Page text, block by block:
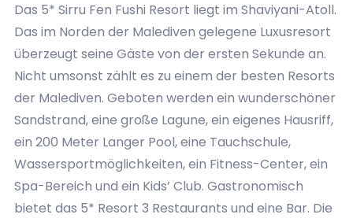
Das 5* Sirru Fen Fushi Resort liegt im Shaviyani-Atoll.
Das im Norden der Malediven gelegene Luxusresort
überzeugt seine Gäste von der ersten Sekunde an.
Nicht umsonst zählt es zu einem der besten Resorts
der Malediven. Geboten werden ein wunderschöner
Sandstrand, eine große Lagune, ein eigenes Hausriff,
ein 200 Meter Langer Pool, eine Tauchschule,
Wassersportmöglichkeiten, ein Fitness-Center, ein
Spa-Bereich und ein Kids’ Club. Gastronomisch
bietet das 5* Resort 3 Restaurants und eine Bar. Die